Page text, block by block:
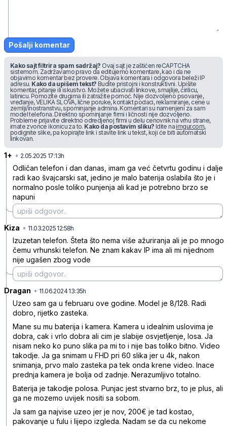
Pošalji komentar
Kako sajt filtrira spam sadržaj? Ovaj sajt je zaštićen reCAPTCHA
sistemom. Zadržavamo pravo da editujemo komentare, kao i da ne
objavimo komentar bez provere. Objava komentara i odgovora beleži IP
adresu. Kako da upišem tekst? Budite pristojni i konstruktivni. Upišite
komentar, pitanje ili iskustvo. Možete ubacivati linkove, smajlije, ćirilicu,
latinicu. Pomozite drugima ili zatražite pomoć. Nije dozvoljeno psovanje,
vređanje, VELIKA SLOVA, lične poruke, kontakt podaci, reklamiranje, cene u
zemlji/inostranstvu, spominjanje admina. Komentari su namenjeni za sam
model telefona. Direktno spominjanje firmi i ličnosti nije dozvoljeno.
Probleme prijavite direktno odredjenoj firmi u delu cenovnik na vrhu strane,
imate zvonce ikonicu za to. Kako da postavim sliku? Idite na imgur.com,
podignite slike, pa kopirajte link i stavite link u tekst, koji će biti automatski
linkovan.
1+ • 2.05.2025 17:13h
Odličan telefon i dan danas, imam ga već četvrtu godinu i dalje
radi kao švajcarski sat, jedino je malo baterija oslabila što je i
normalno posle toliko punjenja ali kad je potrebno brzo se
napuni
Kiza • 11.03.2025 12:58h
Izuzetan telefon. Šteta što nema više ažuriranja ali je po mnogo
čemu vrhunski telefon. Ne znam kakav IP ima ali mi nijednom
nije ugašen zbog vode
Dragan • 11.06.2024 13:35h
Uzeo sam ga u februaru ove godine. Model je 8/128. Radi
dobro, rijetko zasteka.
Mane su mu baterija i kamera. Kamera u idealnim uslovima je
dobra, cak i vrlo dobra ali cim je slabije osvjetljenje, losa. Ja
nisam neko ko puno slika pa mi to i nije bas toliko bitno. Video
takodje. Ja ga snimam u FHD pri 60 slika jer u 4k, nakon
snimanja, prvo malo zasteka pa tek onda krene video. Inace
prednja kamera je bolja od zadnje. Nerazumljivo totalno.
Baterija je takodje polosa. Punjac jest stvarno brz, to je plus, ali
ga ne mozemo uvijek nositi sa sobom.
Ja sam ga najvise uzeo jer je nov, 200€ je tad kostao,
pakovanje u fulu i lijepo izgleda. Nadam se da cu nekome